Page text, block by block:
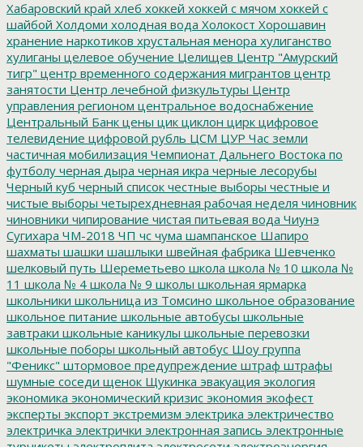
Хабаровский край хлеб хоккей хоккей с мячом хоккей с
шайбой Холдоми холодная вода Холокост Хорошавин
хранение наркотиков хрустальная менора хулиганство
хулиганы целевое обучение Целищев Центр "Амурский
тигр" центр временного содержания мигрантов центр
занятости Центр лечебной физкультуры Центр
управления регионом центральное водоснабжение
Центральный Банк цены цик циклон цирк цифровое
телевидение цифровой рубль ЦСМ ЦУР Час земли
частичная мобилизация Чемпионат Дальнего Востока по
футболу черная дыра черная икра черные лесорубы
Черный куб черный список честные выборы честные и
чистые выборы четырехдневная рабочая неделя чиновник
чиновники чипирование чистая питьевая вода Чиунэ
Сугихара ЧМ-2018 ЧП чс чума шампанское Шапиро
шахматы шашки шашлыки швейная фабрика Шевченко
шелковый путь Шереметьево школа школа № 10 школа №
11 школа № 4 школа № 9 школы школьная ярмарка
школьники школьница из Томсино школьное образование
школьное питание школьные автобусы школьные
завтраки школьные каникулы школьные перевозки
школьные поборы школьный автобус Шоу группа
"Феникс" штормовое предупреждение штраф штрафы
шумные соседи щенок Щукинка эвакуация экология
экономика экономический кризис экономия экофест
эксперты экспорт экстремизм электрика электричество
электричка электрички электронная запись электронные